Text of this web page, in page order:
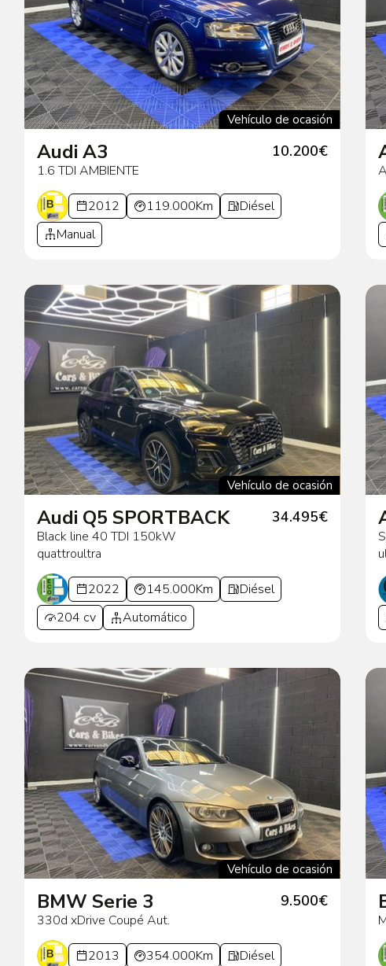
Vehículo de ocasión
Audi A3
1.6 TDI AMBIENTE
10.200€
2012 119.000Km
Diésel
Manual
Vehículo de ocasión
Audi Q5 SPORTBACK
Black line 40 TDI 150kW
quattroultra
34.495€
2022 145.000Km
Diésel
204 cv
Automático
Vehículo de ocasión
BMW Serie 3
330d xDrive Coupé Aut.
9.500€
2013 354.000Km
Diésel